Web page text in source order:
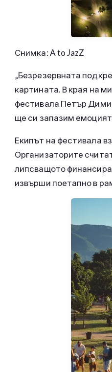
Снимка: A to JazZ
„Безрезервната
картината. В края на
фестивала Петър
ще си запазим
Екипът на фестивала
Организаторите
липсващото
извърши поетапно в